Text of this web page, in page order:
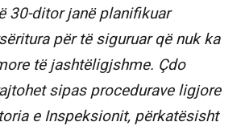
30-ditor janë planifikuar
për të siguruar që nuk ka
të jashtëligjshme. Çdo
sipas procedurave ligjore
e Inspeksionit, përkatësisht